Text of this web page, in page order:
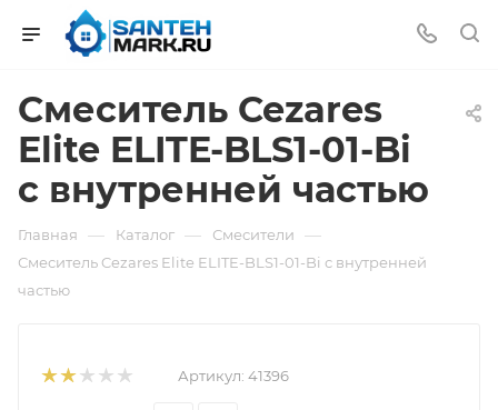
Смеситель Cezares
Elite ELITE-BLS1-01-Bi
с внутренней частью
Главная — Каталог — Смесители —
Смеситель Cezares Elite ELITE-BLS1-01-Bi с внутренней
частью
Артикул: 41396